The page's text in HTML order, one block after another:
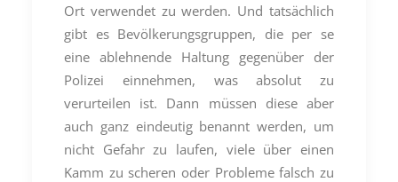
Ort verwendet zu werden. Und tatsächlich
gibt es Bevölkerungsgruppen, die per se
eine ablehnende Haltung gegenüber der
Polizei einnehmen, was absolut zu
verurteilen ist. Dann müssen diese aber
auch ganz eindeutig benannt werden, um
nicht Gefahr zu laufen, viele über einen
Kamm zu scheren oder Probleme falsch zu